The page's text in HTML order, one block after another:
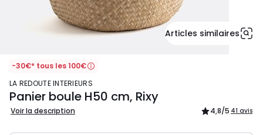
Articles similaires
-30€* tous les 100€
LA REDOUTE INTERIEURS
Panier boule H50 cm, Rixy
Voir la description 4,8/5 41 avis